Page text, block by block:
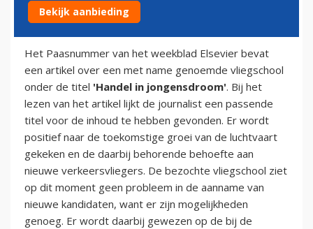
30 april 2009
Het Paasnummer van het weekblad Elsevier bevat
een artikel over een met name genoemde vliegschool
onder de titel 'Handel in jongensdroom'. Bij het
lezen van het artikel lijkt de journalist een passende
titel voor de inhoud te hebben gevonden. Er wordt
positief naar de toekomstige groei van de luchtvaart
gekeken en de daarbij behorende behoefte aan
nieuwe verkeersvliegers. De bezochte vliegschool ziet
op dit moment geen probleem in de aanname van
nieuwe kandidaten, want er zijn mogelijkheden
genoeg. Er wordt daarbij gewezen op de bij de
Bekijk aanbieding